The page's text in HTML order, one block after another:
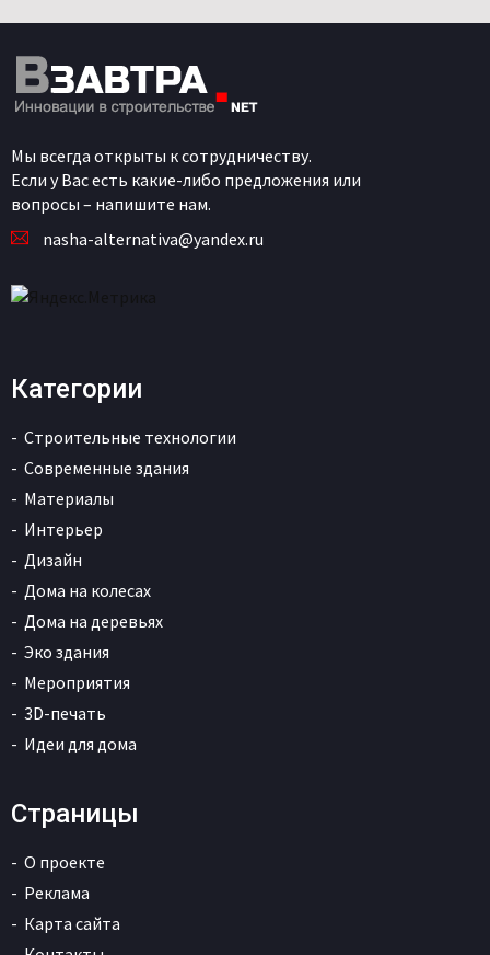
Мы всегда открыты к сотрудничеству.
Если у Вас есть какие-либо предложения или
вопросы – напишите нам.
nasha-alternativa@yandex.ru
Категории
Строительные технологии
Современные здания
Материалы
Интерьер
Дизайн
Дома на колесах
Дома на деревьях
Эко здания
Мероприятия
3D-печать
Идеи для дома
Страницы
О проекте
Реклама
Карта сайта